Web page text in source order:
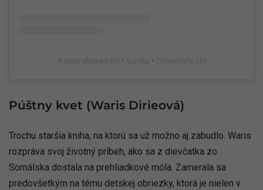
Púštny kvet (Waris Dirieová)
Trochu staršia kniha, na ktorú sa už možno aj zabudlo. Waris
rozpráva svoj životný príbeh, ako sa z dievčatka zo
Somálska dostala na prehliadkové móla. Zamerala sa
predovšetkým na tému detskej obriezky, ktorá je nielen v